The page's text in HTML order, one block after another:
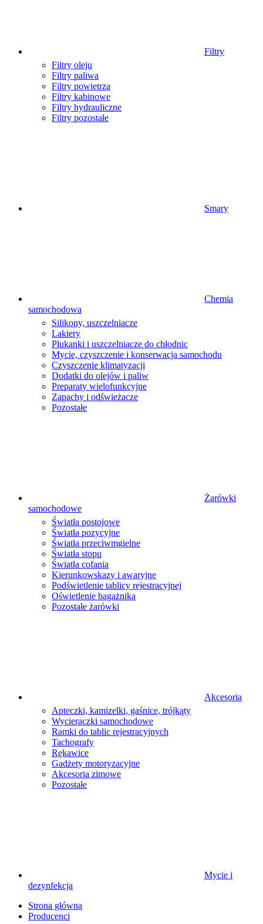
Filtry
Filtry oleju
Filtry paliwa
Filtry powietrza
Filtry kabinowe
Filtry hydrauliczne
Filtry pozostałe
Smary
Chemia
samochodowa
Silikony, uszczelniacze
Lakiery
Płukanki i uszczelniacze do chłodnic
Mycie, czyszczenie i konserwacja samochodu
Czyszczenie klimatyzacji
Dodatki do olejów i paliw
Preparaty wielofunkcyjne
Zapachy i odświeżacze
Pozostałe
Żarówki
samochodowe
Światła postojowe
Światła pozycyjne
Światła przeciwmgielne
Światła stopu
Światła cofania
Kierunkowskazy i awaryjne
Podświetlenie tablicy rejestracyjnej
Oświetlenie bagażnika
Pozostałe żarówki
Akcesoria
Apteczki, kamizelki, gaśnice, trójkąty
Wycieraczki samochodowe
Ramki do tablic rejestracyjnych
Tachografy
Rękawice
Gadżety motoryzacyjne
Akcesoria zimowe
Pozostałe
Mycie i
dezynfekcja
Strona główna
Producenci